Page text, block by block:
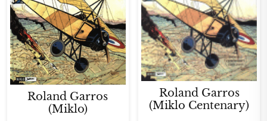
Roland Garros
(Miklo)
Roland Garros
(Miklo Centenary)